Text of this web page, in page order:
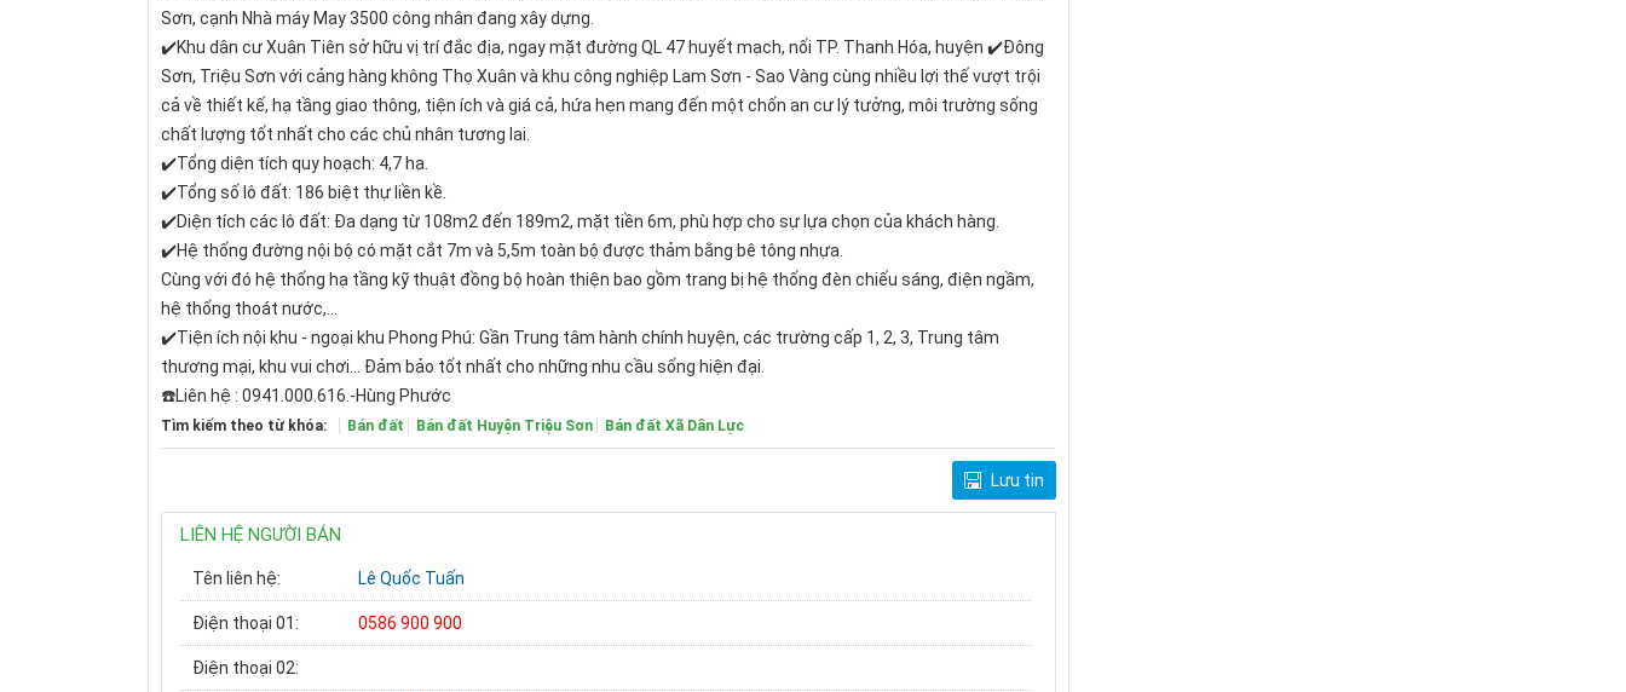
Sơn, cạnh Nhà máy May 3500 công nhân đang xây dựng.
✔️Khu dân cư Xuân Tiên sở hữu vị trí đắc địa, ngay mặt đường QL 47 huyết mạch, nối TP. Thanh Hóa, huyện ✔️Đông
Sơn, Triệu Sơn với cảng hàng không Thọ Xuân và khu công nghiệp Lam Sơn - Sao Vàng cùng nhiều lợi thế vượt trội
cả về thiết kế, hạ tầng giao thông, tiện ích và giá cả, hứa hẹn mang đến một chốn an cư lý tưởng, môi trường sống
chất lượng tốt nhất cho các chủ nhân tương lai.
✔️Tổng diện tích quy hoạch: 4,7 ha.
✔️Tổng số lô đất: 186 biệt thự liền kề.
✔️Diện tích các lô đất: Đa dạng từ 108m2 đến 189m2, mặt tiền 6m, phù hợp cho sự lựa chọn của khách hàng.
✔️Hệ thống đường nội bộ có mặt cắt 7m và 5,5m toàn bộ được thảm bằng bê tông nhựa.
Cùng với đó hệ thống hạ tầng kỹ thuật đồng bộ hoàn thiện bao gồm trang bị hệ thống đèn chiếu sáng, điện ngầm,
hệ thống thoát nước,...
✔️Tiện ích nội khu - ngoại khu Phong Phú: Gần Trung tâm hành chính huyện, các trường cấp 1, 2, 3, Trung tâm
thương mại, khu vui chơi... Đảm bảo tốt nhất cho những nhu cầu sống hiện đại.
☎️Liên hệ : 0941.000.616.-Hùng Phước
Tìm kiếm theo từ khóa: Bán đất Bán đất Huyện Triệu Sơn Bán đất Xã Dân Lực
Lưu tin
LIÊN HỆ NGƯỜI BÁN
Tên liên hệ: Lê Quốc Tuấn
Điện thoại 01: 0586 900 900
Điện thoại 02: